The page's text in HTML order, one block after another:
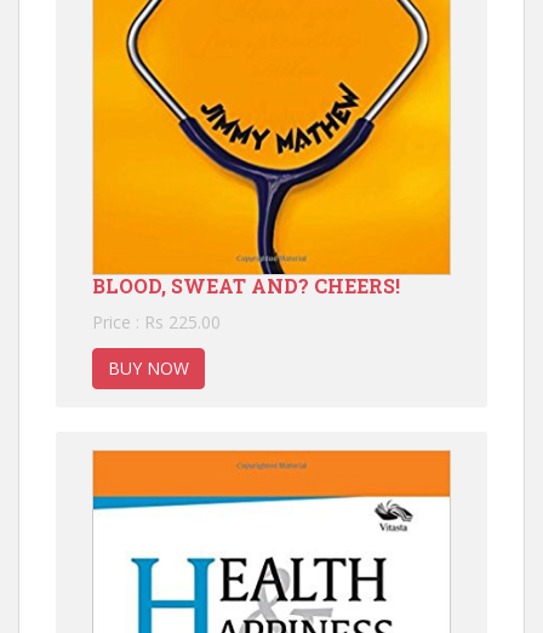
BLOOD, SWEAT AND? CHEERS!
Price : Rs 225.00
BUY NOW